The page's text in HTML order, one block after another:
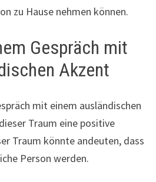
zu Hause nehmen können.
Gespräch mit
Akzent
mit einem ausländischen
Traum eine positive
Traum könnte andeuten, dass
Person werden.